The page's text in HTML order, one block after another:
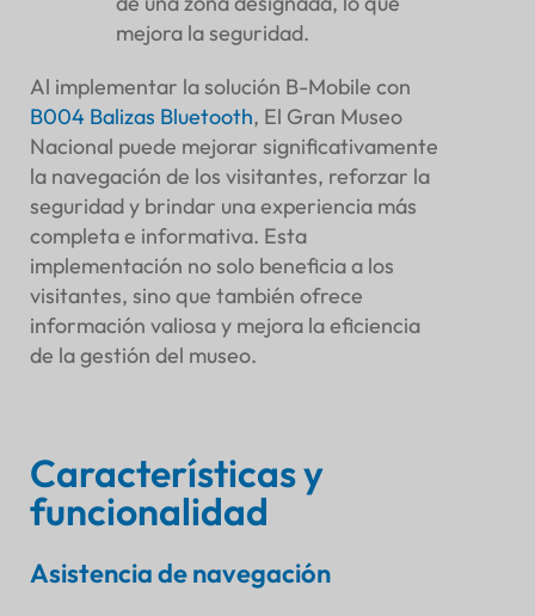
mejora la seguridad.
Al implementar la solución B-Mobile con
B004 Balizas Bluetooth, El Gran Museo
Nacional puede mejorar significativamente
la navegación de los visitantes, reforzar la
seguridad y brindar una experiencia más
completa e informativa. Esta
implementación no solo beneficia a los
visitantes, sino que también ofrece
información valiosa y mejora la eficiencia
de la gestión del museo.
Características y
funcionalidad
Asistencia de navegación